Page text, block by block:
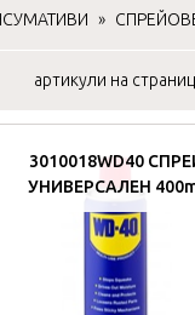
»
артикули на
3010018WD40
УНИВЕРСАЛЕН